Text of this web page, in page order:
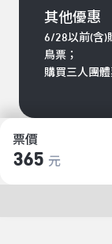
票價
365 元
其他優惠
6/28以前(含)
鳥票；
購買三人團